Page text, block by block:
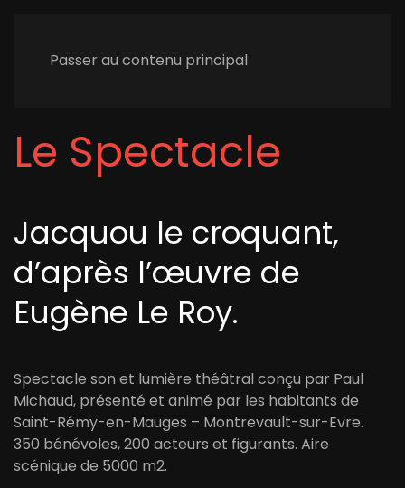
Passer au contenu principal
Le Spectacle
Jacquou le croquant,
d’après l’œuvre de
Eugène Le Roy.
Spectacle son et lumière théâtral conçu par Paul
Michaud, présenté et animé par les habitants de
Saint-Rémy-en-Mauges – Montrevault-sur-Evre.
350 bénévoles, 200 acteurs et figurants. Aire
scénique de 5000 m2.